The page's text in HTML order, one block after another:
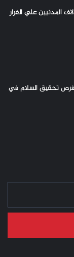
المدنيين علي الفرار
فرص تحقيق السلام في